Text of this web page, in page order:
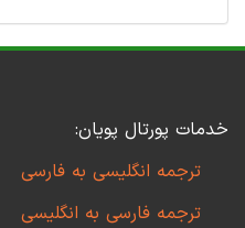
خدمات پورتال پویان:
ترجمه انگلیسی به فارسی
ترجمه فارسی به انگلیسی